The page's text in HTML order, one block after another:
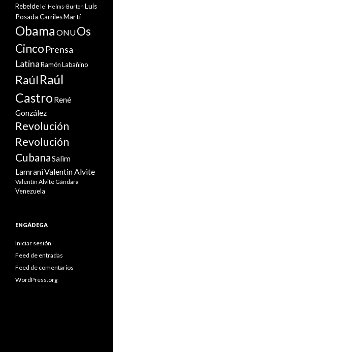
Rebelde lei Helms-Burton Luis
Posada CarrilesMartí
Obama ONUOs
Cinco Prensa
LatinaRamón Labañino
RaúlRaúl
Castro René
González
Revolución
Revolución
CubanaSalim
LamraniValentin Alvite
Valentín Alvite Gándara
Venezuela
ENGÁDEGA
Iniciar sesión
Feed de entradas
Feed de comentarios
WordPress.org